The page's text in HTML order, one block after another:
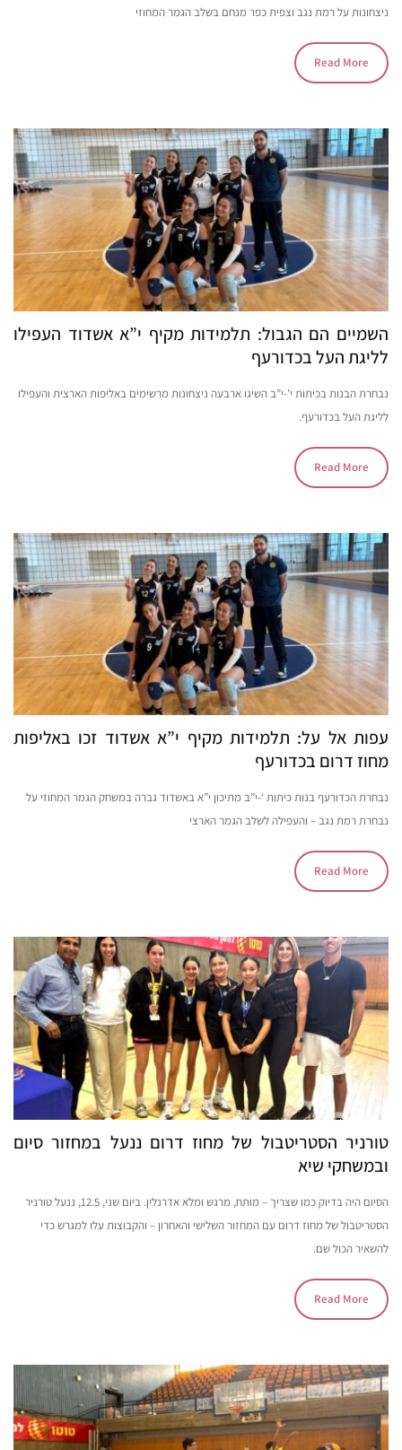
ניצחונות על רמת נגב וצפית כפר מנחם בשלב הגמר המחוזי
Read More
השמיים הם הגבול: תלמידות מקיף י”א אשדוד העפילו
לליגת העל בכדורעף
נבחרת הבנות בכיתות י’-י”ב השיגו ארבעה ניצחונות מרשימים באליפות הארצית והעפילו
לליגת העל בכדורעף.
Read More
עפות אל על: תלמידות מקיף י”א אשדוד זכו באליפות
מחוז דרום בכדורעף
נבחרת הכדורעף בנות כיתות ‘-י”ב מתיכון י”א באשדוד גברה במשחק הגמר המחוזי על
נבחרת רמת נגב – והעפילה לשלב הגמר הארצי
Read More
טורניר הסטריטבול של מחוז דרום ננעל במחזור סיום
ובמשחקי שיא
הסיום היה בדיוק כמו שצריך – מותח, מרגש ומלא אדרנלין. ביום שני, 12.5, ננעל טורניר
הסטריטבול של מחוז דרום עם המחזור השלישי והאחרון – והקבוצות עלו למגרש כדי
להשאיר הכול שם.
Read More